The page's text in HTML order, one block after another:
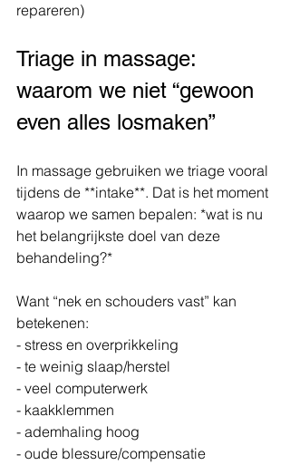
repareren)
Triage in massage:
waarom we niet “gewoon
even alles losmaken”
In massage gebruiken we triage vooral
tijdens de **intake**. Dat is het moment
waarop we samen bepalen: *wat is nu
het belangrijkste doel van deze
behandeling?*
Want “nek en schouders vast” kan
betekenen:
- stress en overprikkeling
- te weinig slaap/herstel
- veel computerwerk
- kaakklemmen
- ademhaling hoog
- oude blessure/compensatie